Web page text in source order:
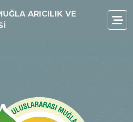
ARICILIK VE